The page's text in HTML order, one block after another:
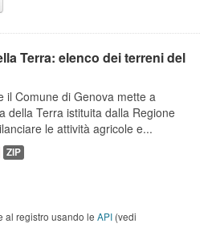
Terra: elenco dei terreni del
il Comune di Genova mette a
della Terra istituita dalla Regione
le attività agricole e...
ZIP
al registro usando le API (vedi